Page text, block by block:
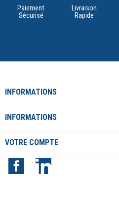
Paiement
Sécurisé
Livraison
Rapide
INFORMATIONS
INFORMATIONS
VOTRE COMPTE
FacebookLinkedIn